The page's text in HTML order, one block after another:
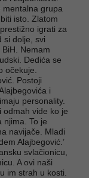
grupa
isto. Zlatom
igrati za
si dolje, svi
Nemam
Dedića se
očekuje.
Postoji
i
personality.
odmah vide ko je
njima. To je
navijače. Mladi
Alajbegović.’
svlačionicu,
A ovi naši
im strah u kosti.